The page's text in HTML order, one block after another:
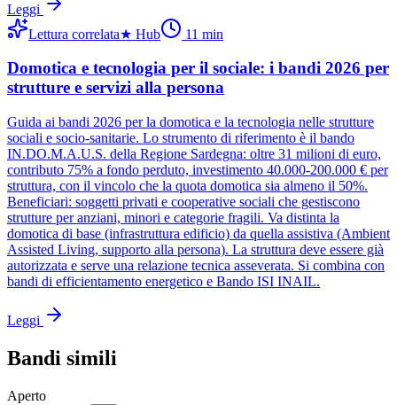
Leggi
Lettura correlata★ Hub 11 min
Domotica e tecnologia per il sociale: i bandi 2026 per
strutture e servizi alla persona
Guida ai bandi 2026 per la domotica e la tecnologia nelle strutture
sociali e socio-sanitarie. Lo strumento di riferimento è il bando
IN.DO.M.A.U.S. della Regione Sardegna: oltre 31 milioni di euro,
contributo 75% a fondo perduto, investimento 40.000-200.000 € per
struttura, con il vincolo che la quota domotica sia almeno il 50%.
Beneficiari: soggetti privati e cooperative sociali che gestiscono
strutture per anziani, minori e categorie fragili. Va distinta la
domotica di base (infrastruttura edificio) da quella assistiva (Ambient
Assisted Living, supporto alla persona). La struttura deve essere già
autorizzata e serve una relazione tecnica asseverata. Si combina con
bandi di efficientamento energetico e Bando ISI INAIL.
Leggi
Bandi simili
Aperto